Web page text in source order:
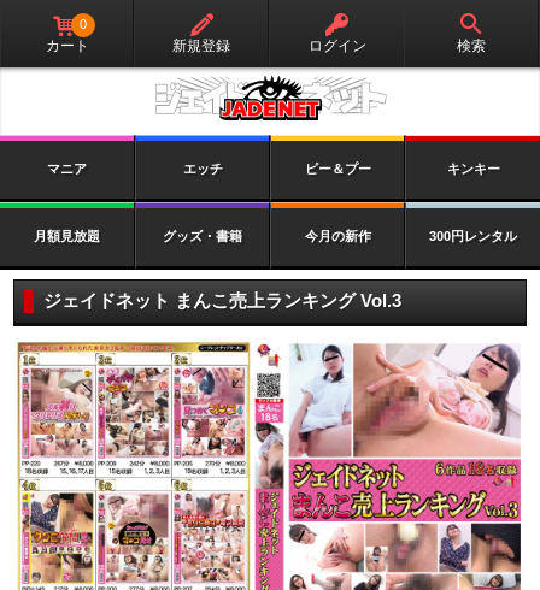
カート
0
新規登録 ログイン 検索
マニア エッチ ピー＆プー キンキー
月額見放題 グッズ・書籍 今月の新作 300円レンタル
ジェイドネット まんこ売上ランキング Vol.3